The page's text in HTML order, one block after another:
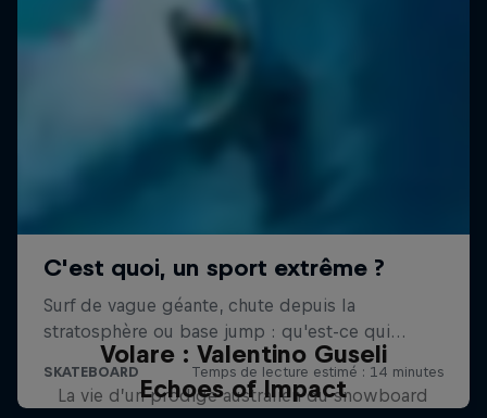
Volare : Valentino Guseli
La vie d’un prodige australien du snowboard
Echoes of Impact